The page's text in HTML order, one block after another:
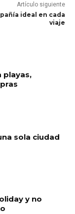
Artículo siguiente
ideal en cada
viaje
playas,
sola ciudad
y no